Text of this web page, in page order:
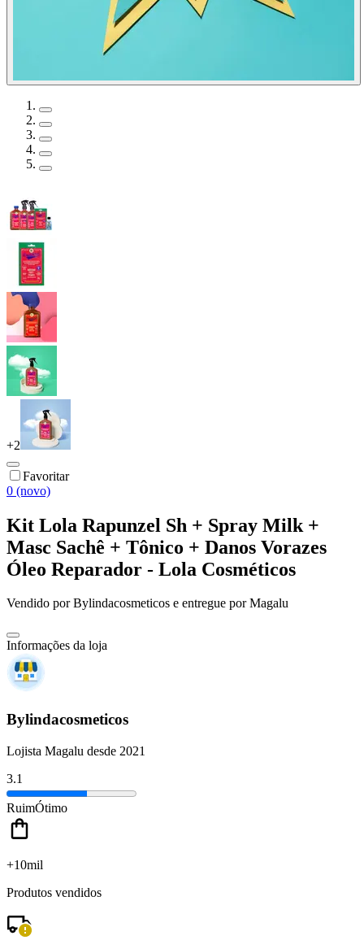
+2
Favoritar
0 (novo)
Kit Lola Rapunzel Sh + Spray Milk +
Masc Sachê + Tônico + Danos Vorazes
Óleo Reparador - Lola Cosméticos
Vendido porBylindacosmeticos e entregue por Magalu
Informações da loja
Bylindacosmeticos
Lojista Magalu desde 2021
3.1
RuimÓtimo
+10mil
Produtos vendidos